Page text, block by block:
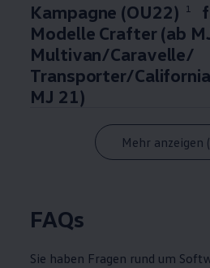
Kampagne (OU22)
1
Modelle Crafter(ab
Multivan/Caravelle/
Transporter/California
MJ 21)
Mehr anzeigen
FAQs
Sie haben Fragen rund um